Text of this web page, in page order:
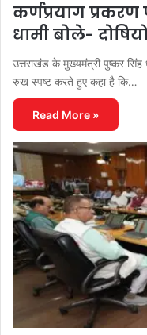
कर्णप्रयाग
धामी बोले-
उत्तराखंड के मुख्यमंत्री पुष्कर
रुख स्पष्ट करते हुए कहा है कि…
Read More »